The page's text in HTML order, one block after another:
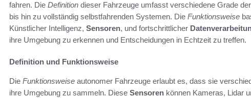
fahren. Die Definition dieser Fahrzeuge umfasst verschiedene Grade
bis hin zu vollständig selbstfahrenden Systemen. Die Funktionsweise
Künstlicher Intelligenz, Sensoren, und fortschrittlicher
ihre Umgebung zu erkennen und Entscheidungen in Echtzeit zu treffen.
Definition und Funktionsweise
Die Funktionsweise autonomer Fahrzeuge erlaubt es, dass sie
ihre Umgebung zu sammeln. Diese Sensoren können Kameras, Lidar